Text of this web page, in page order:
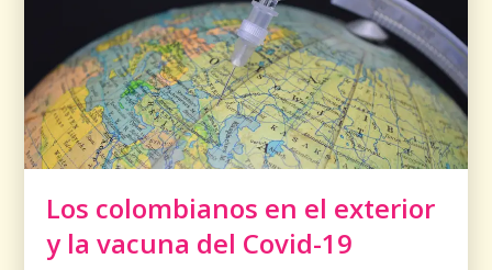
Los colombianos en el exterior
y la vacuna del Covid-19